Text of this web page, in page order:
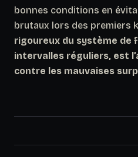
bonnes conditions en
brutaux lors des premiers
rigoureux du système de
intervalles réguliers, est
contre les mauvaises